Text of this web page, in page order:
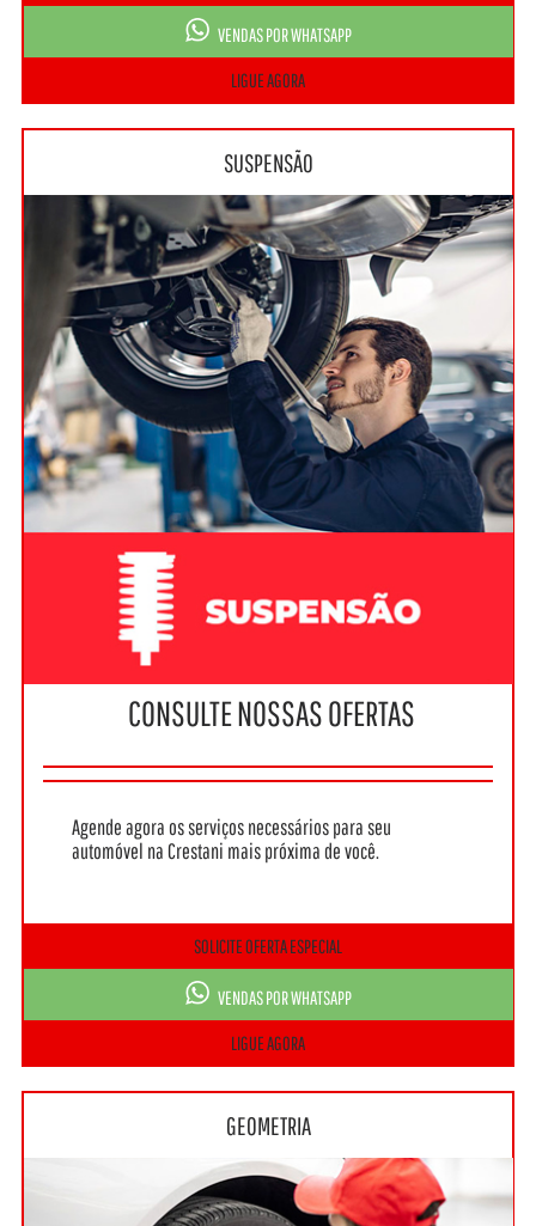
VENDAS POR WHATSAPP
LIGUE AGORA
SUSPENSÃO
CONSULTE NOSSAS OFERTAS
Agende agora os serviços necessários para seu
automóvel na Crestani mais próxima de você.
SOLICITE OFERTA ESPECIAL
VENDAS POR WHATSAPP
LIGUE AGORA
GEOMETRIA